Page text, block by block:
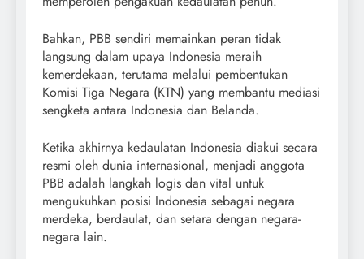
Bahkan, PBB sendiri memainkan peran tidak
langsung dalam upaya Indonesia meraih
kemerdekaan, terutama melalui pembentukan
Komisi Tiga Negara (KTN) yang membantu mediasi
sengketa antara Indonesia dan Belanda.
Ketika akhirnya kedaulatan Indonesia diakui secara
resmi oleh dunia internasional, menjadi anggota
PBB adalah langkah logis dan vital untuk
mengukuhkan posisi Indonesia sebagai negara
merdeka, berdaulat, dan setara dengan negara-
negara lain.